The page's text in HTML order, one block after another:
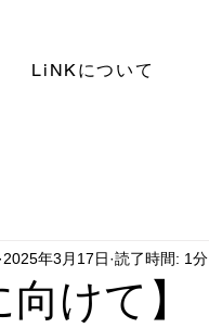
LiNKについて
向けて】
2025年3月17日 読了時間: 1分